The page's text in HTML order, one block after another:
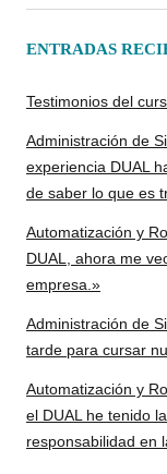
ENTRADAS
Testimonios del
Administración de
experiencia DUAL
de saber lo que es
Automatización y
DUAL, ahora me
empresa.»
Administración de
tarde para cursar
Automatización y
el DUAL he tenido
responsabilidad en